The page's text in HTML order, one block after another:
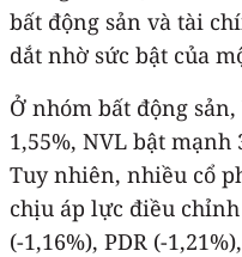
bất động sản và tài
dắt nhờ sức bật của
Ở nhóm bất động
1,55%, NVL bật mạnh
Tuy nhiên, nhiều cổ
chịu áp lực điều chỉnh
(-1,16%), PDR (-